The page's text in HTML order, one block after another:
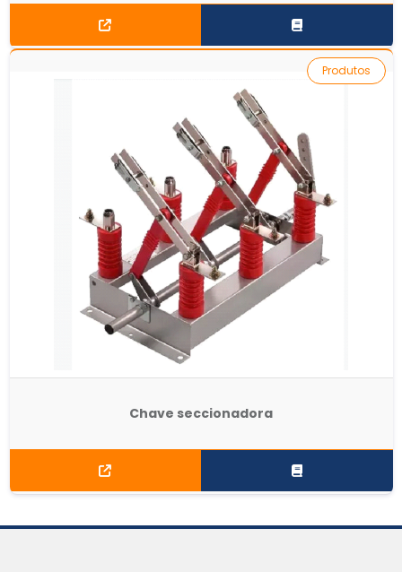
Chave seccionadora
Produtos